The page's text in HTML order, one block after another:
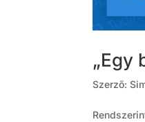
„Egy
Szerző: